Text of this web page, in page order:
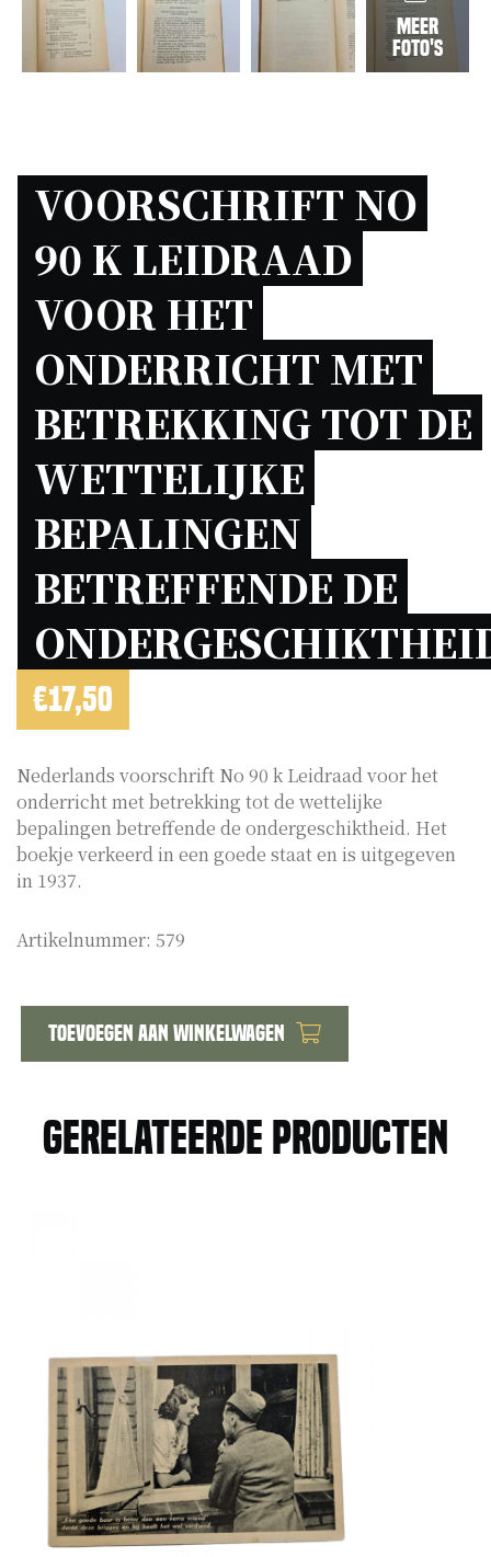
Meer
foto's
VOORSCHRIFT NO
90 K LEIDRAAD
VOOR HET
ONDERRICHT MET
BETREKKING TOT DE
WETTELIJKE
BEPALINGEN
BETREFFENDE DE
€17,50
Nederlands voorschrift No 90 k Leidraad voor het
onderricht met betrekking tot de wettelijke
bepalingen betreffende de ondergeschiktheid. Het
boekje verkeerd in een goede staat en is uitgegeven
in 1937.
Artikelnummer: 579
Leidraad
wettelijke
bepalingen
betreffende
ondergeschiktheid
aantal
Toevoegen aan winkelwagen
Gerelateerde producten